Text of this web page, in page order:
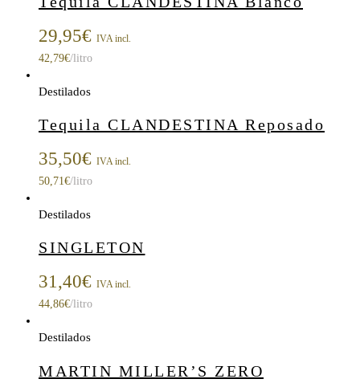
29,95€ IVA incl.
42,79€/litro
Destilados
Tequila CLANDESTINA Reposado
35,50€ IVA incl.
50,71 €/litro
Destilados
SINGLETON
31,40€ IVA incl.
44,86€/litro
Destilados
MARTIN MILLER’S ZERO